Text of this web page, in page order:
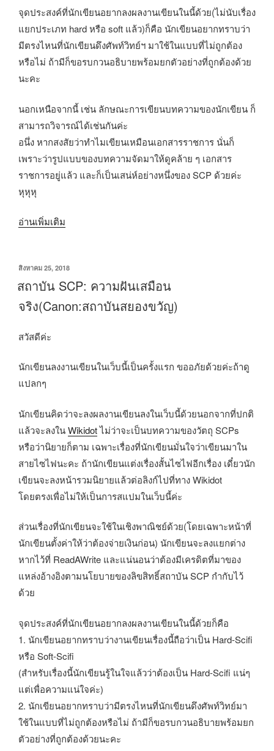
จุดประสงค์ที่นักเขียนอยากลงผลงานเขียนในนี้ด้วย(ไม่นับเรื่อง
แยกประเภท hard หรือ soft แล้ว)ก็คือ นักเขียนอยากทราบว่า
มีตรงไหนที่นักเขียนดึงศัพท์วิทย์ฯ มาใช้ในแบบที่ไม่ถูกต้อง
หรือไม่ ถ้ามีก็ขอรบกวนอธิบายพร้อมยกตัวอย่างที่ถูกต้องด้วย
นะคะ
นอกเหนือจากนี้ เช่น ลักษณะการเขียนบทความของนักเขียน ก็
สามารถวิจารณ์ได้เช่นกันค่ะ
อนึ่ง หากสงสัยว่าทำไมเขียนเหมือนเอกสารราชการ นั่นก็
เพราะว่ารูปแบบของบทความจัดมาให้ดูคล้าย ๆ เอกสาร
ราชการอยู่แล้ว และก็เป็นเสน่ห์อย่างหนึ่งของ SCP ด้วยค่ะ
หุหุหุ
อ่านเพิ่มเติม
มี
ความ
ผิด
โดย
มี
การ
อัปเดต
เรื่อยๆ]”
เขียน
ที่
สิงหาคม 25, 2018
สถาบัน SCP: ความฝันเสมือน
จริง(Canon:สถาบันสยองขวัญ)
สวัสดีค่ะ
นักเขียนลงงานเขียนในเว็บนี้เป็นครั้งแรก ขออภัยด้วยค่ะถ้าดู
แปลกๆ
นักเขียนคิดว่าจะลงผลงานเขียนลงในเว็บนี้ด้วยนอกจากที่ปกติ
แล้วจะลงในWikidotไม่ว่าจะเป็นบทความของวัตถุ SCPs
หรือว่านิยายก็ตาม เฉพาะเรื่องที่นักเขียนมั่นใจว่าเขียนมาใน
สายไซไฟนะคะ ถ้านักเขียนแต่งเรื่องสั้นไซไฟอีกเรื่อง เดี๋ยวนัก
เขียนจะลงหน้ารวมนิยายแล้วต่อลิงก์ไปที่ทาง Wikidot
โดยตรงเพื่อไม่ให้เป็นการสแปมในเว็บนี้ค่ะ
ส่วนเรื่องที่นักเขียนจะใช้ในเชิงพาณิชย์ด้วย(โดยเฉพาะหน้าที่
นักเขียนตั้งค่าให้ว่าต้องจ่ายเงินก่อน) นักเขียนจะลงแยกต่าง
หากไว้ที่ ReadAWrite และแน่นอนว่าต้องมีเครดิตที่มาของ
แหล่งอ้างอิงตามนโยบายของลิขสิทธิ์สถาบัน SCP กำกับไว้
ด้วย
จุดประสงค์ที่นักเขียนอยากลงผลงานเขียนในนี้ด้วยก็คือ
1. นักเขียนอยากทราบว่างานเขียนเรื่องนี้ถือว่าเป็น Hard-Scifi
หรือ Soft-Scifi
(สำหรับเรื่องนี้นักเขียนรู้ในใจแล้วว่าต้องเป็น Hard-Scifi แน่ๆ
แต่เพื่อความแน่ใจค่ะ)
2. นักเขียนอยากทราบว่ามีตรงไหนที่นักเขียนดึงศัพท์วิทย์มา
ใช้ในแบบที่ไม่ถูกต้องหรือไม่ ถ้ามีก็ขอรบกวนอธิบายพร้อมยก
ตัวอย่างที่ถูกต้องด้วยนะคะ